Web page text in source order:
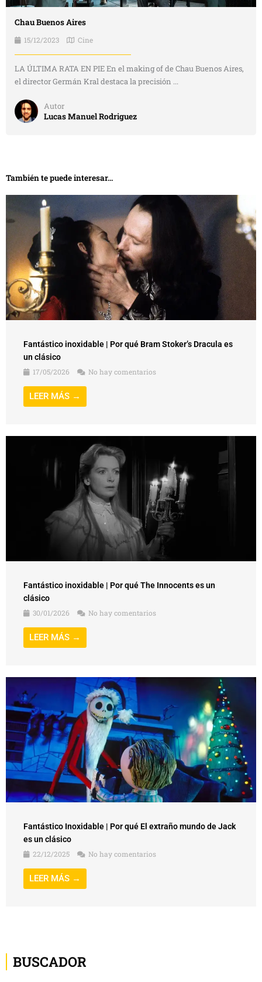
Chau Buenos Aires
15/12/2023 Cine
LA ÚLTIMA RATA EN PIE En el making of de Chau Buenos Aires,
el director Germán Kral destaca la precisión ...
Autor
Lucas Manuel Rodriguez
También te puede interesar...
Fantástico inoxidable | Por qué Bram Stoker’s Dracula es
un clásico
17/05/2026
No hay comentarios
LEER MÁS →
Fantástico inoxidable | Por qué The Innocents es un
clásico
30/01/2026
No hay comentarios
LEER MÁS →
Fantástico Inoxidable | Por qué El extraño mundo de Jack
es un clásico
22/12/2025
No hay comentarios
LEER MÁS →
BUSCADOR